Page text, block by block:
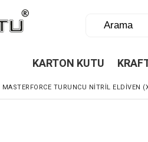
KARTON KUTU
MASTERFORCE TURUNCU NITRIL ELDIVEN